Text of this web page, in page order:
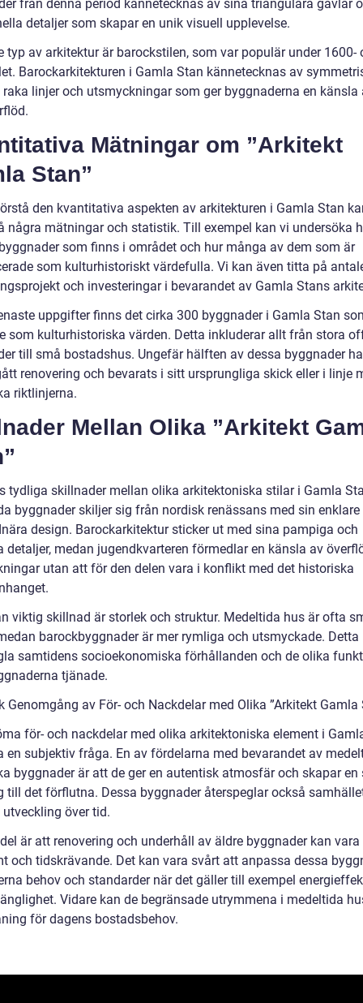
från denna period kännetecknas av sina triangulära gavlar
detaljer som skapar en unik visuell upplevelse.
typ av arkitektur är barockstilen, som var populär under 1600-
Barockarkitekturen i Gamla Stan kännetecknas av
raka linjer och utsmyckningar som ger byggnaderna en känsla
Mätningar om ”Arkitekt
Stan”
den kvantitativa aspekten av arkitekturen i Gamla Stan
några mätningar och statistik. Till exempel kan vi undersöka
som finns i området och hur många av dem som är
som kulturhistoriskt värdefulla. Vi kan även titta på
och investeringar i bevarandet av Gamla Stans
uppgifter finns det cirka 300 byggnader i Gamla Stan
som kulturhistoriska värden. Detta inkluderar allt från stora
till små bostadshus. Ungefär hälften av dessa byggnader
renovering och bevarats i sitt ursprungliga skick eller i linje
riktlinjerna.
Mellan Olika ”Arkitekt
tydliga skillnader mellan olika arkitektoniska stilar i Gamla
byggnader skiljer sig från nordisk renässans med sin enklare
design. Barockarkitektur sticker ut med sina pampiga och
detaljer, medan jugendkvarteren förmedlar en känsla av
utan att för den delen vara i konflikt med det historiska
viktig skillnad är storlek och struktur. Medeltida hus är ofta
barockbyggnader är mer rymliga och utsmyckade. Detta
samtidens socioekonomiska förhållanden och de olika
tjänade.
Genomgång av För- och Nackdelar med Olika ”Arkitekt Gamla
för- och nackdelar med olika arkitektoniska element i
en subjektiv fråga. En av fördelarna med bevarandet av
byggnader är att de ger en autentisk atmosfär och skapar en
till det förflutna. Dessa byggnader återspeglar också
över tid.
är att renovering och underhåll av äldre byggnader kan vara
och tidskrävande. Det kan vara svårt att anpassa dessa
behov och standarder när det gäller till exempel
Vidare kan de begränsade utrymmena i medeltida
för dagens bostadsbehov.